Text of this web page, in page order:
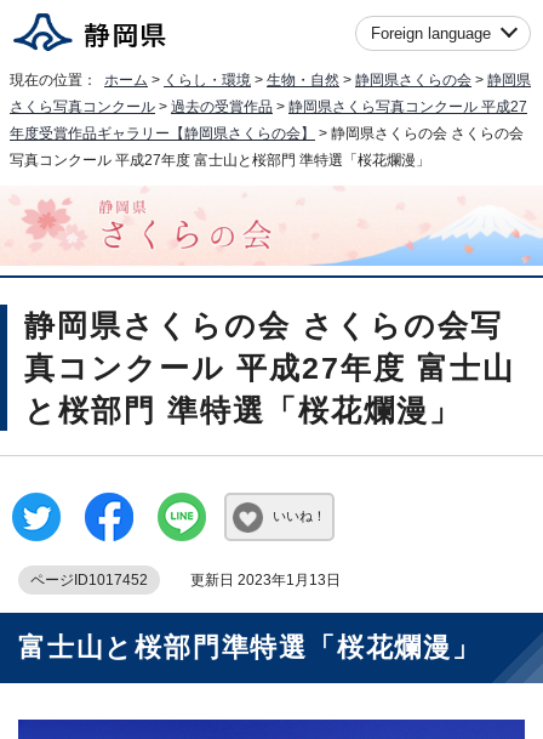
Foreign language
現在の位置： ホーム > くらし・環境 > 生物・自然 > 静岡県さくらの会 > 静岡県
さくら写真コンクール > 過去の受賞作品 > 静岡県さくら写真コンクール 平成27
年度受賞作品ギャラリー【静岡県さくらの会】
> 静岡県さくらの会 さくらの会
写真コンクール 平成27年度 富士山と桜部門 準特選「桜花爛漫」
静岡県さくらの会 さくらの会写
真コンクール 平成27年度 富士山
と桜部門 準特選「桜花爛漫」
いいね！
ページID1017452 更新日 2023年1月13日
富士山と桜部門準特選「桜花爛漫」